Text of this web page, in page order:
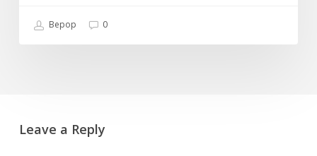
Bepop 0
Leave a Reply